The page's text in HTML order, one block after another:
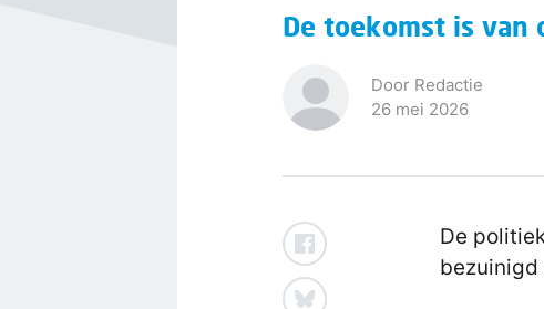
De toekomst is van
Door Redactie
26 mei 2026
De
bezuinigd